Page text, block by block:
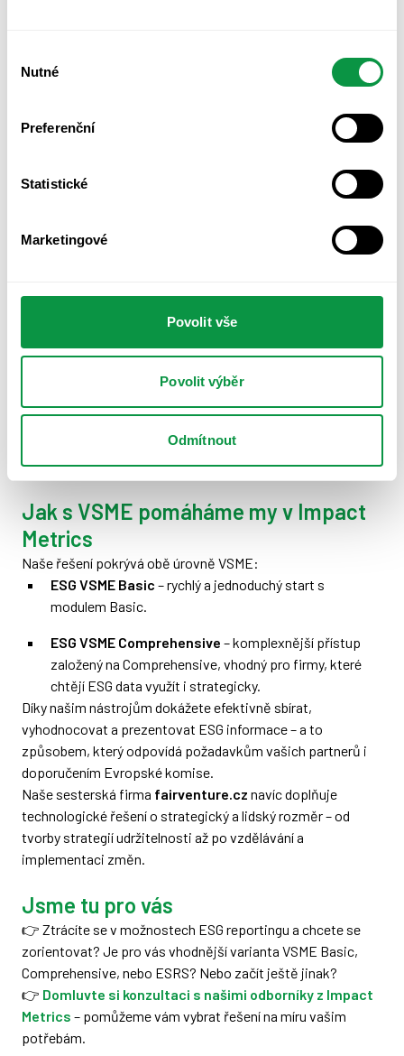
souhlasu
Nutné
Preferenční
Statistické
Marketingové
Povolit vše
Povolit výběr
Odmítnout
firmy nad 1000 zaměstnanců. Počet povinných
datových bodů se má snížit až o 68 %, některé detailní
Rostoucí význam
– pokud se zjednodušují i ESRS,
VSME se stává logickým a přirozeným základem pro
– VSME bude nadále fungovat jako
plnému ESRS.
návrh, aby se VSME stal oficiálně uznaným standardem
delegovaného aktu
právně použitelný nástroj, který jasně vymezí, jaké
informace mohou velké firmy od svých menších
dodavatelů požadovat.
Jak s VSME pomáháme my v Impact
Metrics
Naše řešení pokrývá obě úrovně VSME:
ESG VSME Basic – rychlý a jednoduchý start s
modulem Basic.
ESG VSME Comprehensive – komplexnější přístup
založený na Comprehensive, vhodný pro firmy, které
chtějí ESG data využít i strategicky.
Díky našim nástrojům dokážete efektivně sbírat,
vyhodnocovat a prezentovat ESG informace – a to
způsobem, který odpovídá požadavkům vašich partnerů i
doporučením Evropské komise.
Naše sesterská firma fairventure.cz navíc doplňuje
technologické řešení o strategický a lidský rozměr – od
tvorby strategií udržitelnosti až po vzdělávání a
implementaci změn.
Jsme tu pro vás
👉 Ztrácíte se v možnostech ESG reportingu a chcete se
zorientovat? Je pro vás vhodnější varianta VSME Basic,
Comprehensive, nebo ESRS? Nebo začít ještě jinak?
👉 Domluvte si konzultaci s našimi odborníky z Impact
Metrics – pomůžeme vám vybrat řešení na míru vašim
potřebám.